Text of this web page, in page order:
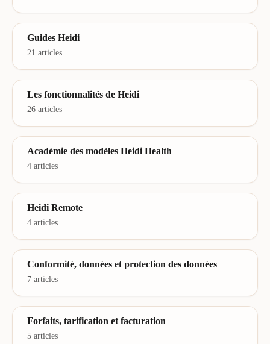
Guides Heidi
21 articles
Les fonctionnalités de Heidi
26 articles
Académie des modèles Heidi Health
4 articles
Heidi Remote
4 articles
Conformité, données et protection des données
7 articles
Forfaits, tarification et facturation
5 articles